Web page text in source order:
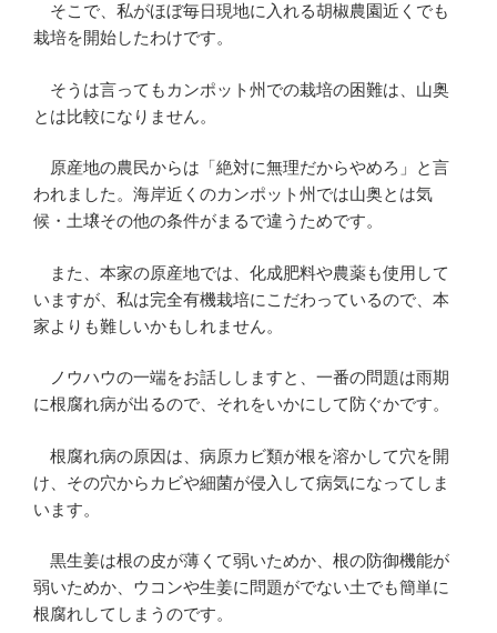
そこで、私がほぼ毎日現地に入れる胡椒農園近くでも
栽培を開始したわけです。
そうは言ってもカンポット州での栽培の困難は、山奥
とは比較になりません。
原産地の農民からは「絶対に無理だからやめろ」と言
われました。海岸近くのカンポット州では山奥とは気
候・土壌その他の条件がまるで違うためです。
また、本家の原産地では、化成肥料や農薬も使用して
いますが、私は完全有機栽培にこだわっているので、本
家よりも難しいかもしれません。
ノウハウの一端をお話ししますと、一番の問題は雨期
に根腐れ病が出るので、それをいかにして防ぐかです。
根腐れ病の原因は、病原カビ類が根を溶かして穴を開
け、その穴からカビや細菌が侵入して病気になってしま
います。
黒生姜は根の皮が薄くて弱いためか、根の防御機能が
弱いためか、ウコンや生姜に問題がでない土でも簡単に
根腐れしてしまうのです。